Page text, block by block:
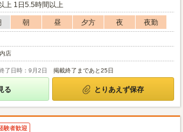
上 1日5.5時間以上
朝 昼 夕方 夜
夜勤
店
了日時：9月2日 掲載終了まであと25日
る とりあえず保存
験者歓迎